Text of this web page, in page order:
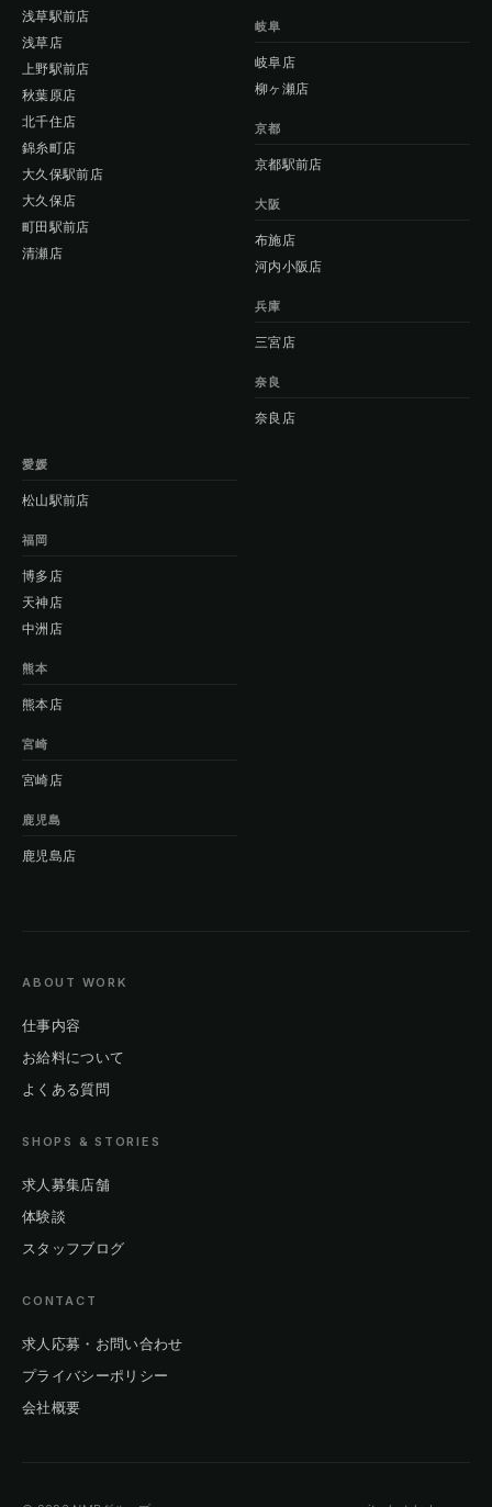
浅草駅前店
浅草店
上野駅前店
秋葉原店
北千住店
錦糸町店
大久保駅前店
大久保店
町田駅前店
清瀬店
岐阜
岐阜店
柳ヶ瀬店
京都
京都駅前店
大阪
布施店
河内小阪店
兵庫
三宮店
奈良
奈良店
愛媛
松山駅前店
福岡
博多店
天神店
中洲店
熊本
熊本店
宮崎
宮崎店
鹿児島
鹿児島店
ABOUT WORK
仕事内容
お給料について
よくある質問
SHOPS & STORIES
求人募集店舗
体験談
スタッフブログ
CONTACT
求人応募・お問い合わせ
プライバシーポリシー
会社概要